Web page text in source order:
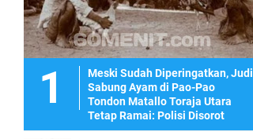
Meski Sudah Diperingatkan, Judi
Sabung Ayam di Pao-Pao
Tondon Matallo Toraja Utara
Tetap Ramai: Polisi Disorot